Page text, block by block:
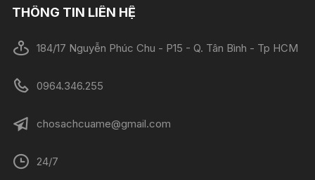
THÔNG TIN LIÊN HỆ
184/17 Nguyễn Phúc Chu - P15 - Q. Tân Bình - Tp HCM
0964.346.255
chosachcuame@gmail.com
24/7